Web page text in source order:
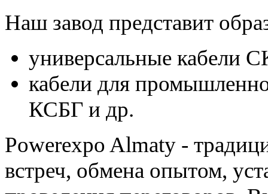
Наш завод представит
универсальные
кабели для
КСБГ и др.
Powerexpo Almaty -
встреч, обмена опытом,